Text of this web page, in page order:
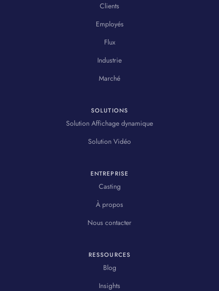
Clients
Employés
Flux
Industrie
Marché
SOLUTIONS
Solution Affichage dynamique
Solution Vidéo
ENTREPRISE
Casting
À propos
Nous contacter
RESSOURCES
Blog
Insights